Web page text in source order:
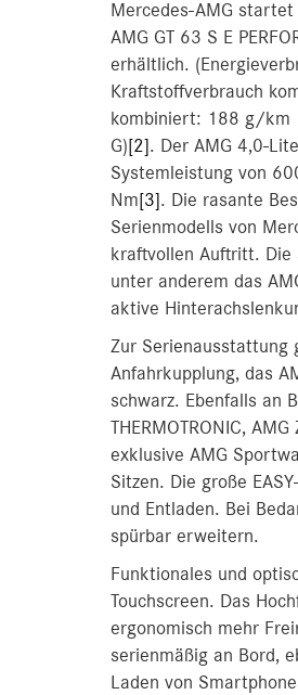
Mercedes-AMG
AMG GT 63 S E
erhältlich.
Kraftstoffverbrauch
kombiniert: 188 g/km
G)[2]. Der AMG 4,0-
Systemleistung von
Nm[3]. Die rasante
Serienmodells von
kraftvollen Auftritt. Die
unter anderem das
aktive
Zur Serienausstattung
Anfahrkupplung, das
schwarz. Ebenfalls an
THERMOTRONIC,
exklusive AMG
Sitzen. Die große
und Entladen. Bei
spürbar erweitern.
Funktionales und
Touchscreen. Das
ergonomisch mehr
serienmäßig an Bord,
Laden von